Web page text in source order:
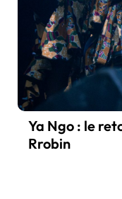
Ya Ngo : le
Rrobin